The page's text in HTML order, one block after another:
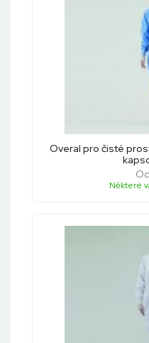
Overal pro čisté
Některé